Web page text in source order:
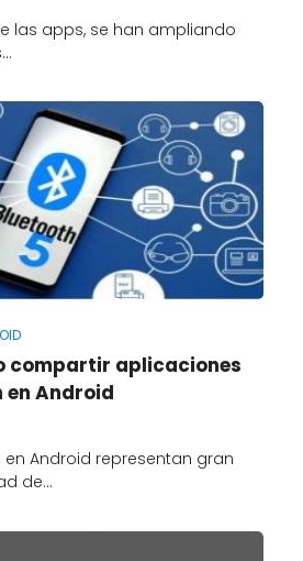
las apps, se han ampliando
compartir aplicaciones
Android
Android representan gran
de…